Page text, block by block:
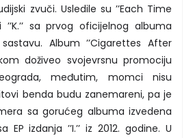
zvuči. Usledile su ’’Each Time
’’K.’’ sa prvog oficijelnog albuma
Album ’’Cigarettes After
doživeo svojevrsnu promociju
međutim, momci nisu
benda budu zanemareni, pa je
sa gorućeg albuma izvedena
EP izdanja ’’I.’’ iz 2012. godine. U